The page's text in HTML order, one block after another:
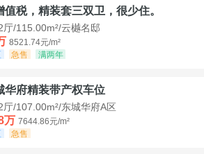
值税，精装套三双卫，很少住。
厅/115.00m²/云樾名邸
8521.74元/m²
急售 满两年
华府精装带产权车位
厅/107.00m²/东城华府A区
万 7644.86元/m²
急售